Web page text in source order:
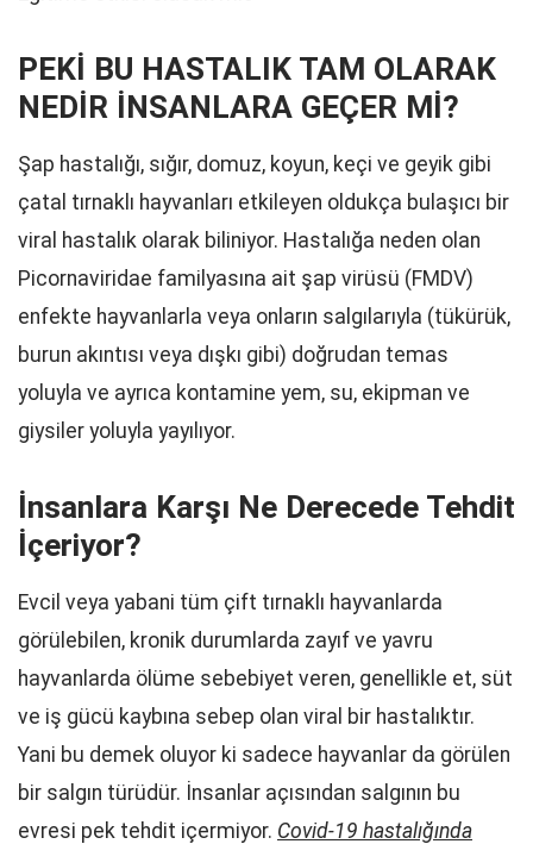
PEKİ BU HASTALIK TAM OLARAK
NEDİR İNSANLARA GEÇER Mİ?
Şap hastalığı, sığır, domuz, koyun, keçi ve geyik gibi
çatal tırnaklı hayvanları etkileyen oldukça bulaşıcı bir
viral hastalık olarak biliniyor. Hastalığa neden olan
Picornaviridae familyasına ait şap virüsü (FMDV)
enfekte hayvanlarla veya onların salgılarıyla (tükürük,
burun akıntısı veya dışkı gibi) doğrudan temas
yoluyla ve ayrıca kontamine yem, su, ekipman ve
giysiler yoluyla yayılıyor.
İnsanlara Karşı Ne Derecede Tehdit
İçeriyor?
Evcil veya yabani tüm çift tırnaklı hayvanlarda
görülebilen, kronik durumlarda zayıf ve yavru
hayvanlarda ölüme sebebiyet veren, genellikle et, süt
ve iş gücü kaybına sebep olan viral bir hastalıktır.
Yani bu demek oluyor ki sadece hayvanlar da görülen
bir salgın türüdür. İnsanlar açısından salgının bu
evresi pek tehdit içermiyor. Covid-19 hastalığında